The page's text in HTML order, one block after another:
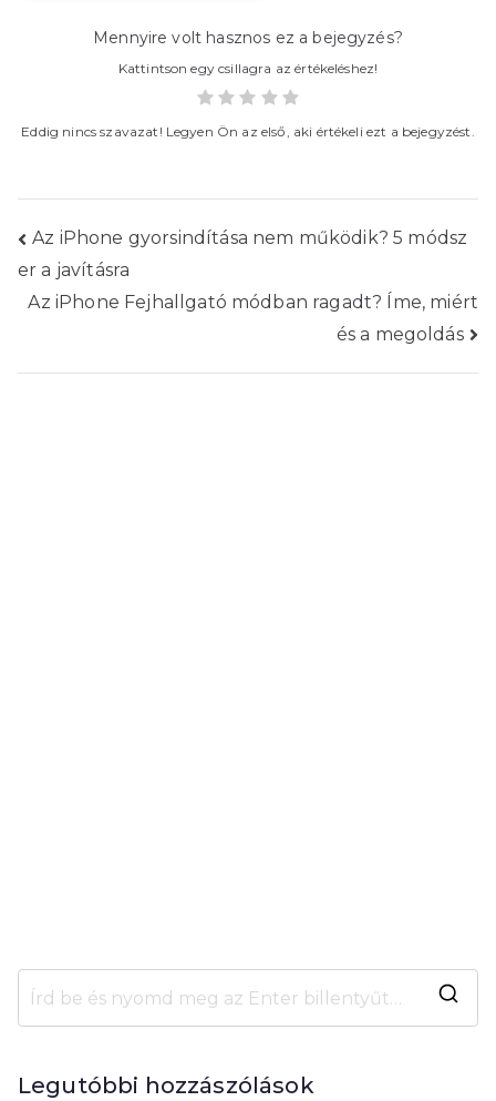
Mennyire volt hasznos ez a bejegyzés?
Kattintson egy csillagra az értékeléshez!
Eddig nincs szavazat! Legyen Ön az első, aki értékeli ezt a bejegyzést.
Hozzászólás
navigáció
Az iPhone gyorsindítása nem működik? 5 módsz
er a javításra
Az iPhone Fejhallgató módban ragadt? Íme, miért
és a megoldás
Legutóbbi hozzászólások